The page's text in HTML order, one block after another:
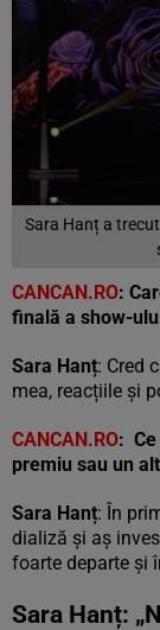
Sara Hanț a
CANCAN.RO:
finală a show-
Sara Hanț: Cred
mea, reacțiile și
CANCAN.RO: Ce
premiu sau un
Sara Hanț: În
dializă și aș
foarte departe și
Sara Hanț: